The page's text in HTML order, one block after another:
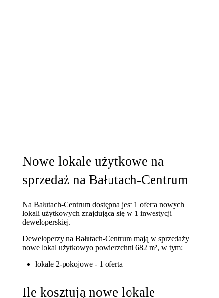
Nowe lokale użytkowe na
sprzedaż na Bałutach-Centrum
Na Bałutach-Centrum dostępna jest 1 oferta nowych
lokali użytkowych znajdująca się w 1 inwestycji
deweloperskiej.
Deweloperzy na Bałutach-Centrum mają w sprzedaży
nowe lokal użytkowyo powierzchni 682 m², w tym:
lokale 2-pokojowe - 1 oferta
Ile kosztują nowe lokale